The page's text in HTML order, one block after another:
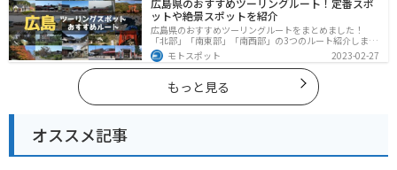
広島県のおすすめツーリングルート！定番スポ
ットや絶景スポットを紹介
広島県のおすすめツーリングルートをまとめました！
「北部」「南東部」「南西部」の3つのルート紹介しま
す。自然豊かな山と海だけでなく、歴史的価値のある建
造物も多数あるので、飽きることなくツーリングを堪能
できます。バイクで広島県にツーリングに行く際は参考
にしてください。
モトスポット 2023-02-27
もっと見る
オススメ記事